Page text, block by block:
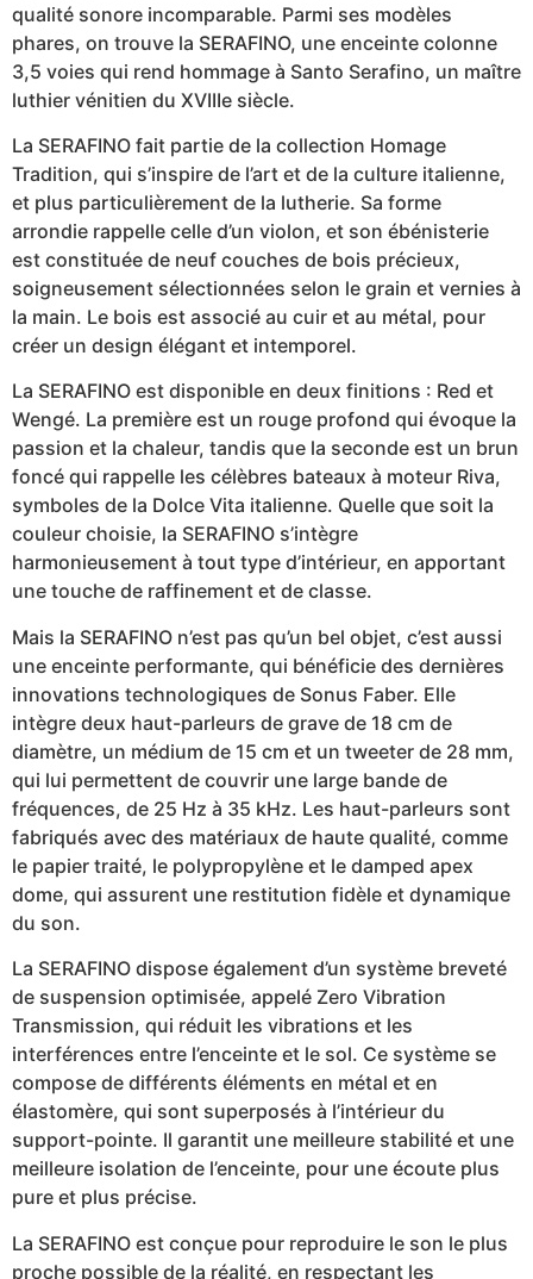
qualité sonore incomparable. Parmi ses modèles
phares, on trouve la SERAFINO, une enceinte colonne
3,5 voies qui rend hommage à Santo Serafino, un maître
luthier vénitien du XVIIIe siècle.
La SERAFINO fait partie de la collection Homage
Tradition, qui s’inspire de l’art et de la culture italienne,
et plus particulièrement de la lutherie. Sa forme
arrondie rappelle celle d’un violon, et son ébénisterie
est constituée de neuf couches de bois précieux,
soigneusement sélectionnées selon le grain et vernies à
la main. Le bois est associé au cuir et au métal, pour
créer un design élégant et intemporel.
La SERAFINO est disponible en deux finitions : Red et
Wengé. La première est un rouge profond qui évoque la
passion et la chaleur, tandis que la seconde est un brun
foncé qui rappelle les célèbres bateaux à moteur Riva,
symboles de la Dolce Vita italienne. Quelle que soit la
couleur choisie, la SERAFINO s’intègre
harmonieusement à tout type d’intérieur, en apportant
une touche de raffinement et de classe.
Mais la SERAFINO n’est pas qu’un bel objet, c’est aussi
une enceinte performante, qui bénéficie des dernières
innovations technologiques de Sonus Faber. Elle
intègre deux haut-parleurs de grave de 18 cm de
diamètre, un médium de 15 cm et un tweeter de 28 mm,
qui lui permettent de couvrir une large bande de
fréquences, de 25 Hz à 35 kHz. Les haut-parleurs sont
fabriqués avec des matériaux de haute qualité, comme
le papier traité, le polypropylène et le damped apex
dome, qui assurent une restitution fidèle et dynamique
du son.
La SERAFINO dispose également d’un système breveté
de suspension optimisée, appelé Zero Vibration
Transmission, qui réduit les vibrations et les
interférences entre l’enceinte et le sol. Ce système se
compose de différents éléments en métal et en
élastomère, qui sont superposés à l’intérieur du
support-pointe. Il garantit une meilleure stabilité et une
meilleure isolation de l’enceinte, pour une écoute plus
pure et plus précise.
La SERAFINO est conçue pour reproduire le son le plus
proche possible de la réalité, en respectant les